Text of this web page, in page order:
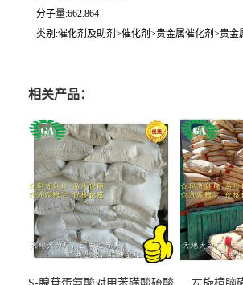
分子量:662.864
类别:催化剂及助剂>催化剂>贵金属催化剂>贵金
相关产品：